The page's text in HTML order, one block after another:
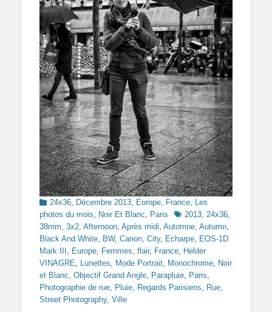
Categories
24x36, Décembre 2013, Europe, France, Les
photos du mois, Noir Et Blanc, Paris Tags2013, 24x36,
38mm, 3x2, Afternoon, Après midi, Automne, Autumn,
Black And White, BW, Canon, City, Echarpe, EOS-1D
Mark III , Europe, Femmes, flair, France, Helder
VINAGRE, Lunettes, Mode Portrait, Monochrome, Noir
et Blanc, Objectif Grand Angle, Parapluie, Paris,
Photographie de rue, Pluie, Regards Parisiens, Rue,
Street Photography, Ville